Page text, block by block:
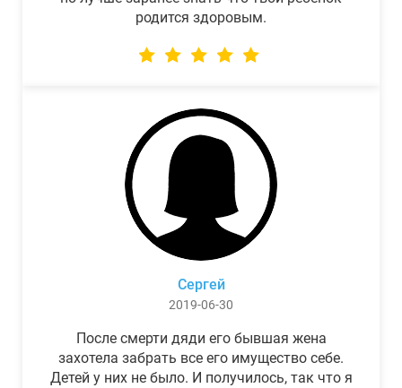
родится здоровым.
Сергей
2019-06-30
После смерти дяди его бывшая жена
захотела забрать все его имущество себе.
Детей у них не было. И получилось, так что я